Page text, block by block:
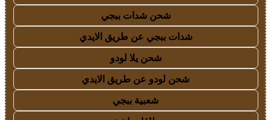
شحن شدات ببجي
شدات ببجي عن طريق الايدي
شحن يلا لودو
شحن لودو عن طريق الايدي
شعبية ببجي